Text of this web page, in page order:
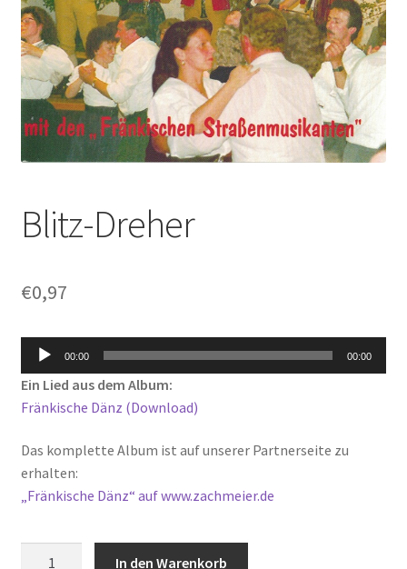
Blitz-Dreher
€0,97
Audio-
Player
00:00 00:00
Ein Lied aus dem Album:
Fränkische Dänz (Download)
Das komplette Album ist auf unserer Partnerseite zu
erhalten:
„Fränkische Dänz“ auf www.zachmeier.de
In den Warenkorb